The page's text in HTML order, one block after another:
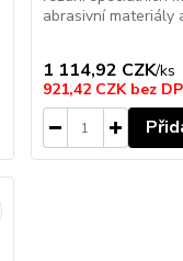
abrasivní materiály
1 114,92 CZK/ks
921,42 CZK bez